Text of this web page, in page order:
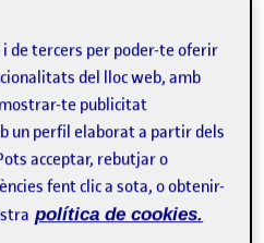
criogenizada aquí
aquí
i de tercers per poder-te oferir
del lloc web, amb
te publicitat
un perfil elaborat a partir dels
acceptar, rebutjar o
fent clic a sota, o obtenir-
política de cookies.